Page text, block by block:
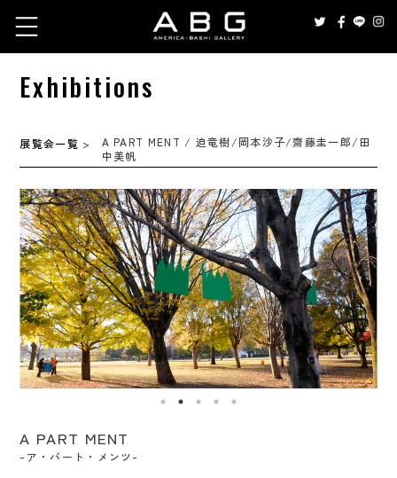
Exhibitions
展覧会一覧 >
A PART MENT / 迫竜樹/岡本沙子/齋藤圭一郎/田
中美帆
A PART MENT
-ア・パート・メンツ-